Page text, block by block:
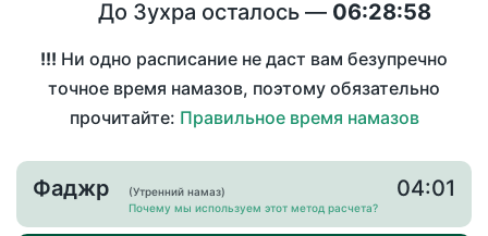
До Зухра осталось — 06:28:58
!!! Ни одно расписание не даст вам безупречно
точное время намазов, поэтому обязательно
прочитайте: Правильное время намазов
Фаджр
(Утренний намаз)
Почему мы используем этот метод расчета?
04:01